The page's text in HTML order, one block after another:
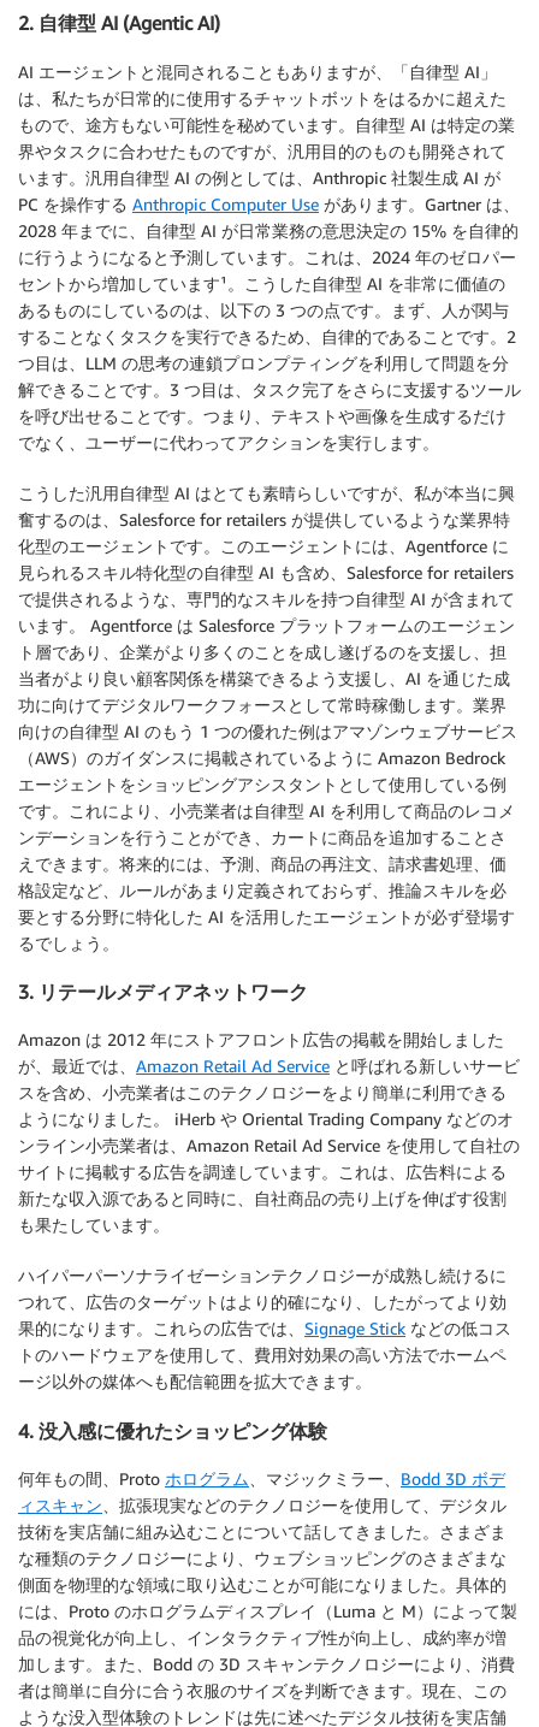
2. 自律型 AI (Agentic AI)
AI エージェントと混同されることもありますが、「自律型 AI」
は、私たちが日常的に使用するチャットボットをはるかに超えた
もので、途方もない可能性を秘めています。自律型 AI は特定の業
界やタスクに合わせたものですが、汎用目的のものも開発されて
います。汎用自律型 AI の例としては、Anthropic 社製生成 AI が
PC を操作する Anthropic Computer Use があります。Gartner は、
2028 年までに、自律型 AI が日常業務の意思決定の 15% を自律的
に行うようになると予測しています。これは、2024 年のゼロパー
セントから増加しています¹。こうした自律型 AI を非常に価値の
あるものにしているのは、以下の 3 つの点です。まず、人が関与
することなくタスクを実行できるため、自律的であることです。2
つ目は、LLM の思考の連鎖プロンプティングを利用して問題を分
解できることです。3 つ目は、タスク完了をさらに支援するツール
を呼び出せることです。つまり、テキストや画像を生成するだけ
でなく、ユーザーに代わってアクションを実行します。
こうした汎用自律型 AI はとても素晴らしいですが、私が本当に興
奮するのは、Salesforce for retailers が提供しているような業界特
化型のエージェントです。このエージェントには、Agentforce に
見られるスキル特化型の自律型 AI も含め、Salesforce for retailers
で提供されるような、専門的なスキルを持つ自律型 AI が含まれて
います。 Agentforce は Salesforce プラットフォームのエージェン
ト層であり、企業がより多くのことを成し遂げるのを支援し、担
当者がより良い顧客関係を構築できるよう支援し、AI を通じた成
功に向けてデジタルワークフォースとして常時稼働します。業界
向けの自律型 AI のもう 1 つの優れた例はアマゾンウェブサービス
（AWS）のガイダンスに掲載されているように Amazon Bedrock
エージェントをショッピングアシスタントとして使用している例
です。これにより、小売業者は自律型 AI を利用して商品のレコメ
ンデーションを行うことができ、カートに商品を追加することさ
えできます。将来的には、予測、商品の再注文、請求書処理、価
格設定など、ルールがあまり定義されておらず、推論スキルを必
要とする分野に特化した AI を活用したエージェントが必ず登場す
るでしょう。
3. リテールメディアネットワーク
Amazon は 2012 年にストアフロント広告の掲載を開始しました
が、最近では、 Amazon Retail Ad Service と呼ばれる新しいサービ
スを含め、小売業者はこのテクノロジーをより簡単に利用できる
ようになりました。 iHerb や Oriental Trading Company などのオ
ンライン小売業者は、Amazon Retail Ad Service を使用して自社の
サイトに掲載する広告を調達しています。これは、広告料による
新たな収入源であると同時に、自社商品の売り上げを伸ばす役割
も果たしています。
ハイパーパーソナライゼーションテクノロジーが成熟し続けるに
つれて、広告のターゲットはより的確になり、したがってより効
果的になります。これらの広告では、 Signage Stick などの低コス
トのハードウェアを使用して、費用対効果の高い方法でホームペ
ージ以外の媒体へも配信範囲を拡大できます。
4. 没入感に優れたショッピング体験
何年もの間、Proto ホログラム 、マジックミラー、 Bodd 3D ボデ
ィスキャン 、拡張現実などのテクノロジーを使用して、デジタル
技術を実店舗に組み込むことについて話してきました。さまざま
な種類のテクノロジーにより、ウェブショッピングのさまざまな
側面を物理的な領域に取り込むことが可能になりました。具体的
には、Proto のホログラムディスプレイ（Luma と M）によって製
品の視覚化が向上し、インタラクティブ性が向上し、成約率が増
加します。また、Bodd の 3D スキャンテクノロジーにより、消費
者は簡単に自分に合う衣服のサイズを判断できます。現在、この
ような没入型体験のトレンドは先に述べたデジタル技術を実店舗